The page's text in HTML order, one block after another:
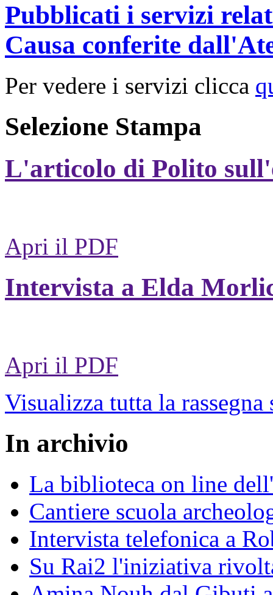
Pubblicati i servizi
Causa conferite
Per vedere i servizi clicca
Selezione Stampa
L'articolo di Polito
Apri il PDF
Intervista a Elda
Apri il PDF
Visualizza tutta la rassegna
In archivio
La biblioteca on line
Cantiere scuola
Intervista telefonica a
Su Rai2 l'iniziativa